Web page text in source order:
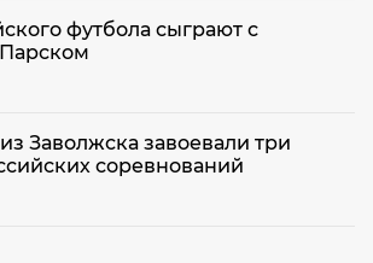
футбола сыграют с
Заволжска завоевали три
соревнований